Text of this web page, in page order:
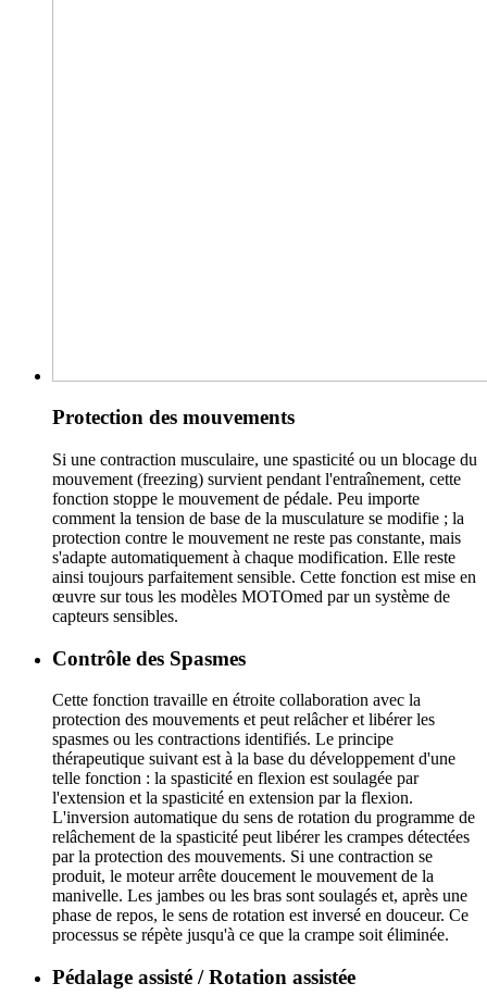
Protection des mouvements
Si une contraction musculaire, une spasticité ou un blocage du
mouvement (freezing) survient pendant l'entraînement, cette
fonction stoppe le mouvement de pédale. Peu importe
comment la tension de base de la musculature se modifie ; la
protection contre le mouvement ne reste pas constante, mais
s'adapte automatiquement à chaque modification. Elle reste
ainsi toujours parfaitement sensible. Cette fonction est mise en
œuvre sur tous les modèles MOTOmed par un système de
capteurs sensibles.
Contrôle des Spasmes
Cette fonction travaille en étroite collaboration avec la
protection des mouvements et peut relâcher et libérer les
spasmes ou les contractions identifiés. Le principe
thérapeutique suivant est à la base du développement d'une
telle fonction : la spasticité en flexion est soulagée par
l'extension et la spasticité en extension par la flexion.
L'inversion automatique du sens de rotation du programme de
relâchement de la spasticité peut libérer les crampes détectées
par la protection des mouvements. Si une contraction se
produit, le moteur arrête doucement le mouvement de la
manivelle. Les jambes ou les bras sont soulagés et, après une
phase de repos, le sens de rotation est inversé en douceur. Ce
processus se répète jusqu'à ce que la crampe soit éliminée.
Pédalage assisté / Rotation assistée